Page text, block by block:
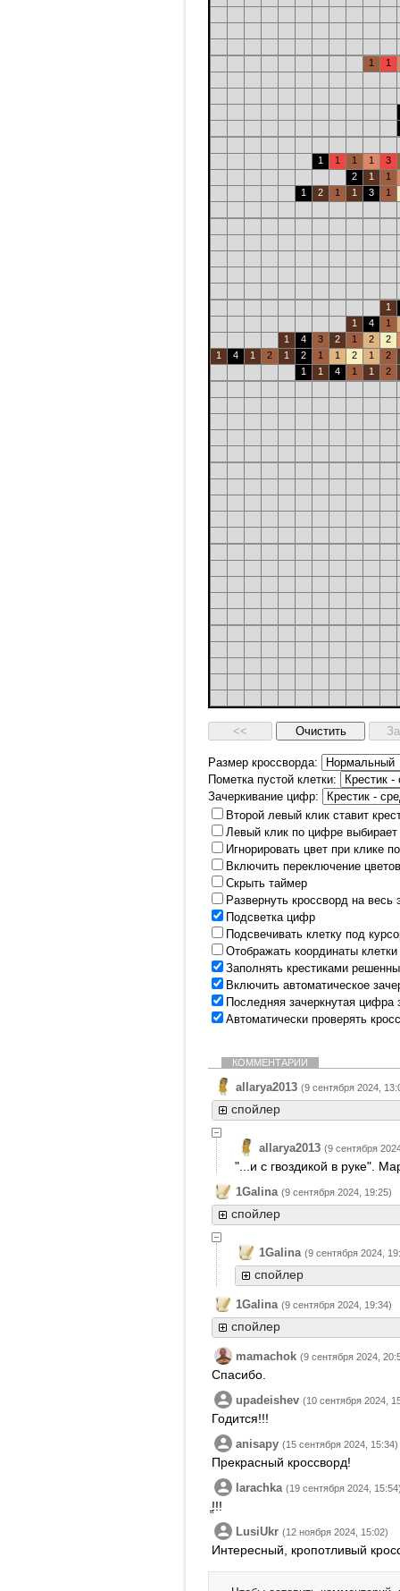
1 1
1 1 1 1
3
2
1
1
1
2 1 1 3 1
1
1
4
1
1
4 3 2 1 2
2
1
4 1 2 1 2 1 1 2 1
2
1
1 4 1 1 2
Размер кроссворда:
Пометка пустой клетки:
Зачеркивание цифр:
Второй левый клик ставит
Левый клик по цифре выбирает
Игнорировать цвет при клике
Включить переключение
Скрыть таймер
Развернуть кроссворд на
Подсветка цифр
Подсвечивать клетку под
Отображать координаты
Заполнять крестиками
Включить автоматическое
Последняя зачеркнутая цифра
Автоматически проверять
КОММЕНТАРИИ
allarya2013 (9 сентября 2024,
спойлер
allarya2013 (9 сентября
"...и с гвоздикой в руке".
1Galina (9 сентября 2024, 19:25)
спойлер
1Galina (9 сентября 2024,
спойлер
1Galina (9 сентября 2024, 19:34)
спойлер
mamachok (9 сентября 2024,
Спасибо.
upadeishev (10 сентября 2024,
Годится!!!
anisapy (15 сентября 2024, 15:34)
Прекрасный кроссворд!
larachka (19 сентября 2024,
ֱֱֱ!!!
LusiUkr (12 ноября 2024, 15:02)
Интересный, кропотливый